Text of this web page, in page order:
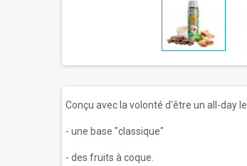
Conçu avec la volonté d'être un all-day le
- une base "classique"
- des fruits à coque.